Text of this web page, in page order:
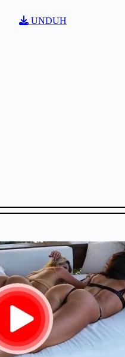
UNDUH